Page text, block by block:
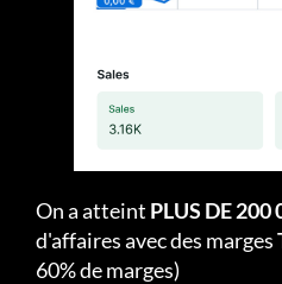
On a atteint PLUS DE 200
d'affaires avec des marges
60% de marges)